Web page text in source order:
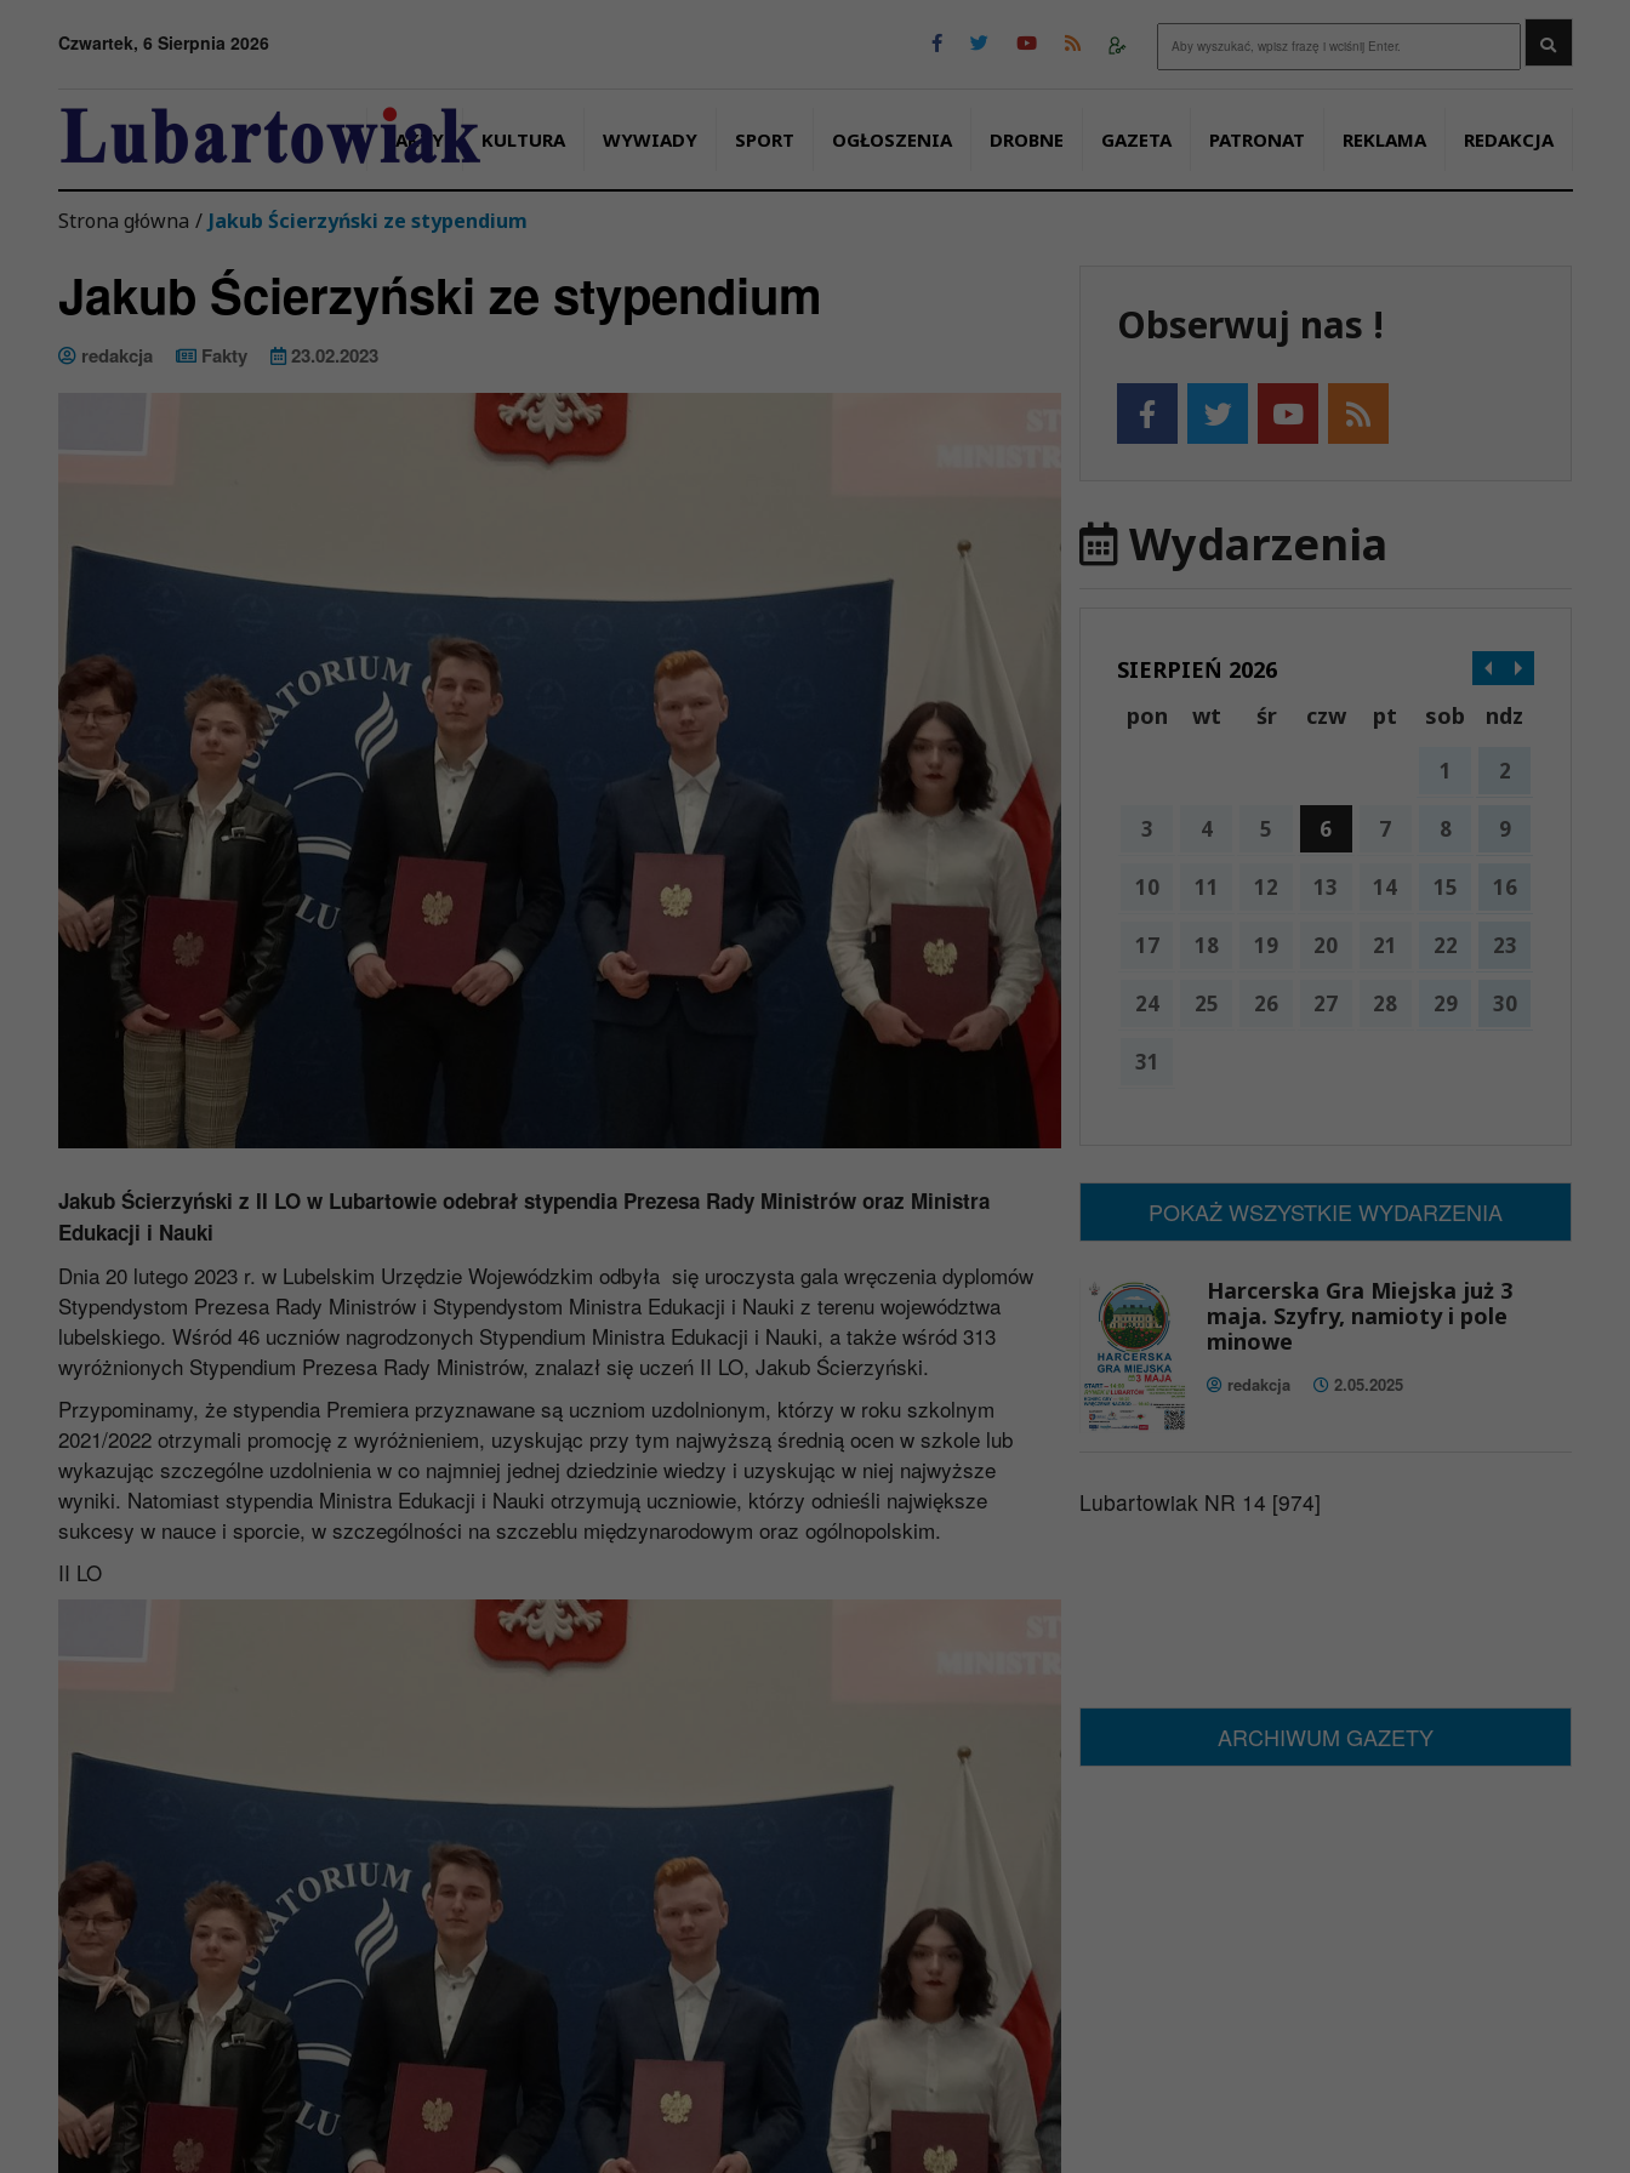
Czwartek, 6 Sierpnia 2026
FAKTY KULTURA WYWIADY SPORT OGŁOSZENIA DROBNE GAZETA PATRONAT REKLAMA REDAKCJA
Strona główna / Jakub Ścierzyński ze stypendium
Jakub Ścierzyński ze stypendium
redakcja Fakty 23.02.2023
Jakub Ścierzyński z II LO w Lubartowie odebrał stypendia Prezesa Rady Ministrów oraz Ministra
Edukacji i Nauki
Dnia 20 lutego 2023 r. w Lubelskim Urzędzie Wojewódzkim odbyła się uroczysta gala wręczenia dyplomów
Stypendystom Prezesa Rady Ministrów i Stypendystom Ministra Edukacji i Nauki z terenu województwa
lubelskiego. Wśród 46 uczniów nagrodzonych Stypendium Ministra Edukacji i Nauki, a także wśród 313
wyróżnionych Stypendium Prezesa Rady Ministrów, znalazł się uczeń II LO, Jakub Ścierzyński.
Przypominamy, że stypendia Premiera przyznawane są uczniom uzdolnionym, którzy w roku szkolnym
2021/2022 otrzymali promocję z wyróżnieniem, uzyskując przy tym najwyższą średnią ocen w szkole lub
wykazując szczególne uzdolnienia w co najmniej jednej dziedzinie wiedzy i uzyskując w niej najwyższe
wyniki. Natomiast stypendia Ministra Edukacji i Nauki otrzymują uczniowie, którzy odnieśli największe
sukcesy w nauce i sporcie, w szczególności na szczeblu międzynarodowym oraz ogólnopolskim.
II LO
Obserwuj nas !
Wydarzenia
SIERPIEŃ 2026
pon
wt śr czw pt sob ndz
1 2
3 4 5 6 7 8 9
10 11 12 13 14 15 16
17 18 19 20 21 22 23
24 25 26 27 28 29 30
31
POKAŻ WSZYSTKIE WYDARZENIA
Harcerska Gra Miejska już 3
maja. Szyfry, namioty i pole
minowe
redakcja 2.05.2025
Lubartowiak NR 14 [974]
ARCHIWUM GAZETY